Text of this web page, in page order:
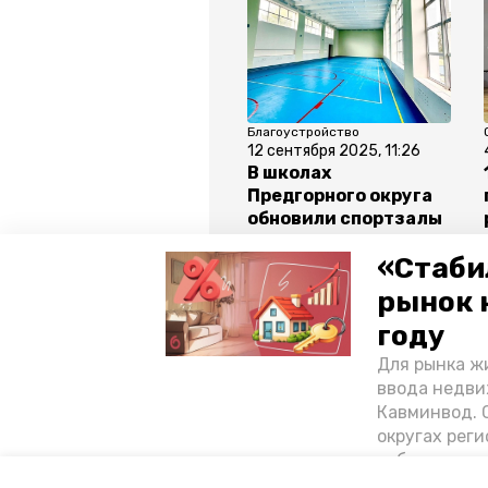
рынок
году
Для рынка
ввода
Кавминвод.
округах
Благоустройство
12 сентября 2025, 11:26
В школах
Предгорного округа
обновили спортзалы
Все новости
земский работник культуры